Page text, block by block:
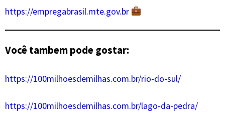
https://empregabrasil.mte.gov.br
Você tambem pode gostar:
https://100milhoesdemilhas.com.br/rio-do-sul/
https://100milhoesdemilhas.com.br/lago-da-pedra/